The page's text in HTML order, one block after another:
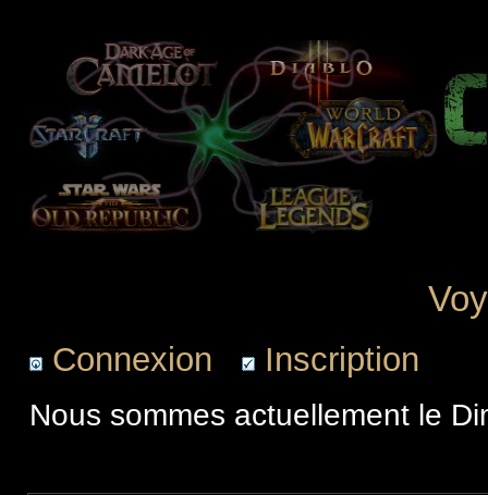
Connexion Inscription
Nous sommes actuellement le